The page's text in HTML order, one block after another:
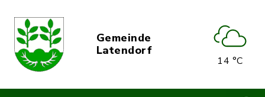
Gemeinde
Latendorf
14 °C